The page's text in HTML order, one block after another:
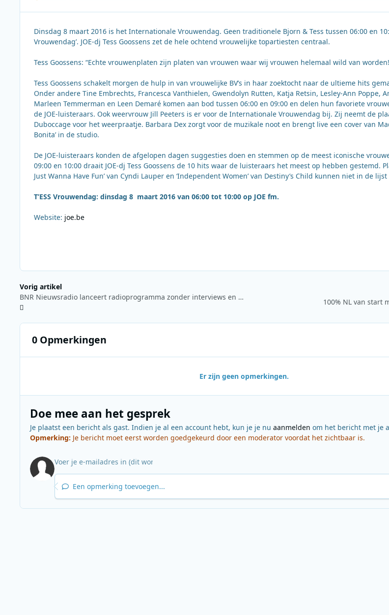
Dinsdag 8 maart 2016 is het Internationale Vrouwendag. Geen traditionele Bjorn & Tess tussen 06:00 en
Vrouwendag’. JOE-dj Tess Goossens zet de hele ochtend vrouwelijke topartiesten centraal.
Tess Goossens: “Echte vrouwenplaten zijn platen van vrouwen waar wij vrouwen helemaal wild van
Tess Goossens schakelt morgen de hulp in van vrouwelijke BV’s in haar zoektocht naar de ultieme hits
Onder andere Tine Embrechts, Francesca Vanthielen, Gwendolyn Rutten, Katja Retsin, Lesley-Ann Poppe,
Marleen Temmerman en Leen Demaré komen aan bod tussen 06:00 en 09:00 en delen hun favoriete
de JOE-luisteraars. Ook weervrouw Jill Peeters is er voor de Internationale Vrouwendag bij. Zij neemt de
Duboccage voor het weerpraatje. Barbara Dex zorgt voor de muzikale noot en brengt live een cover van
Bonita’ in de studio.
De JOE-luisteraars konden de afgelopen dagen suggesties doen en stemmen op de meest iconische
09:00 en 10:00 draait JOE-dj Tess Goossens de 10 hits waar de luisteraars het meest op hebben gestemd.
Just Wanna Have Fun’ van Cyndi Lauper en ‘Independent Women’ van Destiny’s Child kunnen niet in de
T’ESS Vrouwendag: dinsdag 8 maart 2016 van 06:00 tot 10:00 op JOE fm.
Website: joe.be
Vorig artikel
BNR Nieuwsradio lanceert radioprogramma zonder interviews en zonder presentator
100% NL van start
0 Opmerkingen
Er zijn geen opmerkingen.
Doe mee aan het gesprek
Je plaatst een bericht als gast. Indien je al een account hebt, kun je je nu aanmelden om het bericht met je
Opmerking: Je bericht moet eerst worden goedgekeurd door een moderator voordat het zichtbaar is.
Een opmerking toevoegen...